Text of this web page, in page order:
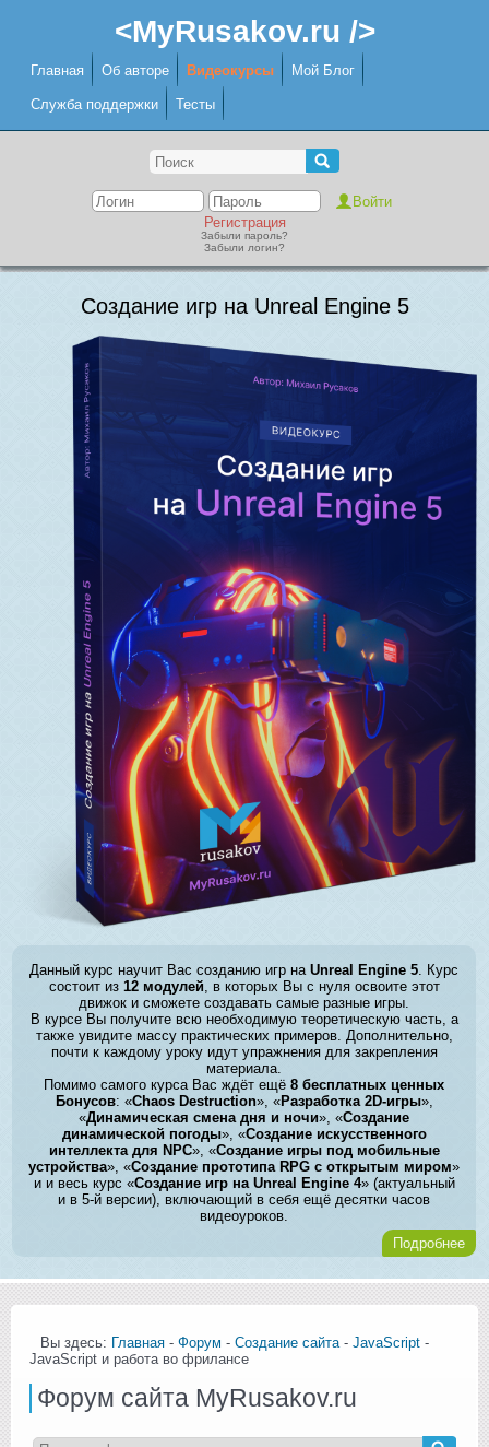
<MyRusakov.ru />
Главная Об авторе Видеокурсы Мой Блог
Служба поддержки Тесты
Регистрация
Забыли пароль?
Забыли логин?
Создание игр на Unreal Engine 5
Данный курс научит Вас созданию игр наUnreal Engine 5 . Курс
состоит из 12 модулей, в которых Вы с нуля освоите этот
движок и сможете создавать самые разные игры.
В курсе Вы получите всю необходимую теоретическую часть, а
также увидите массу практических примеров. Дополнительно,
почти к каждому уроку идут упражнения для закрепления
материала.
Помимо самого курса Вас ждёт ещё8 бесплатных ценных
Бонусов: «Chaos Destruction», «Разработка 2D-игры»,
«Динамическая смена дня и ночи», «Создание
динамической погоды», «Создание искусственного
интеллекта для NPC», «Создание игры под мобильные
устройства», «Создание прототипа RPG с открытым миром»
и и весь курс «Создание игр на Unreal Engine 4» (актуальный
и в 5-й версии), включающий в себя ещё десятки часов
видеоуроков.
Подробнее
Вы здесь: Главная - Форум - Создание сайта - JavaScript -
JavaScript и работа во фрилансе
Форум сайта MyRusakov.ru